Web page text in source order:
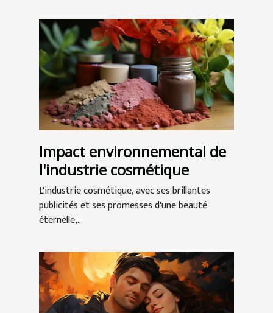
Impact environnemental de
l'industrie cosmétique
L'industrie cosmétique, avec ses brillantes
publicités et ses promesses d'une beauté
éternelle,...